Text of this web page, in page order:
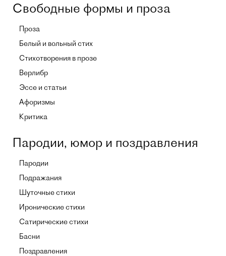
Свободные формы и проза
Проза
Белый и вольный стих
Стихотворения в прозе
Верлибр
Эссе и статьи
Афоризмы
Критика
Пародии, юмор и поздравления
Пародии
Подражания
Шуточные стихи
Иронические стихи
Сатирические стихи
Басни
Поздравления